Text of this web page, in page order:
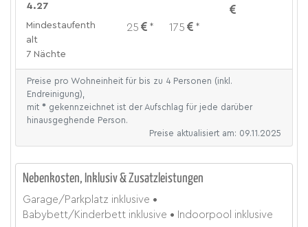
4.27
Mindestaufenth
alt
7 Nächte
25 * 175 *
Preise pro Wohneinheit für bis zu 4 Personen (inkl.
Endreinigung),
mit* gekennzeichnet ist der Aufschlag für jede darüber
hinausgeghende Person.
Preise aktualisiert am: 09.11.2025
Nebenkosten, Inklusiv & Zusatzleistungen
Garage/Parkplatz inklusive
Babybett/Kinderbett inklusive Indoorpool inklusive